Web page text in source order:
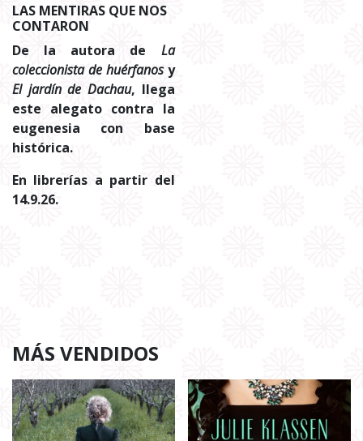
LAS MENTIRAS QUE NOS
CONTARON
De la autora de La
coleccionista de huérfanosy
El jardín de Dachau, llega
este alegato contra la
eugenesia con base
histórica.
En librerías a partir del
14.9.26.
MÁS VENDIDOS